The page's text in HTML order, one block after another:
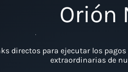
Orión
directos para ejecutar los
extraordinarias de